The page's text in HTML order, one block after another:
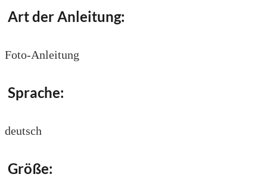
Art der Anleitung:
Foto-Anleitung
Sprache:
deutsch
Größe: